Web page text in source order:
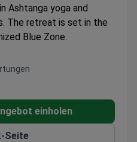
Ashtanga yoga and
The retreat is set in the
Blue Zone.
the world's five Blue
longevity.
einholen
Seite